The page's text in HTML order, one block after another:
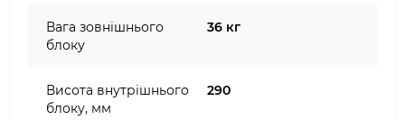
Вага зовнішнього
блоку
36 кг
Висота внутрішнього
блоку, мм
290